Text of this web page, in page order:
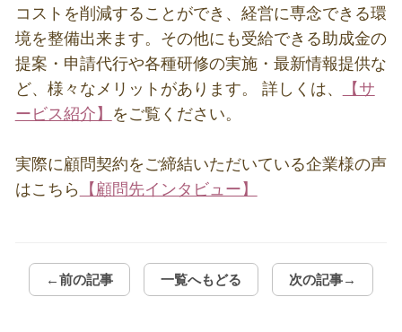
コストを削減することができ、経営に専念できる環
境を整備出来ます。その他にも受給できる助成金の
提案・申請代行や各種研修の実施・最新情報提供な
ど、様々なメリットがあります。 詳しくは、
【サ
ービス紹介】
をご覧ください。
実際に顧問契約をご締結いただいている企業様の声
はこちら
【顧問先インタビュー】
←前の記事 一覧へもどる 次の記事→